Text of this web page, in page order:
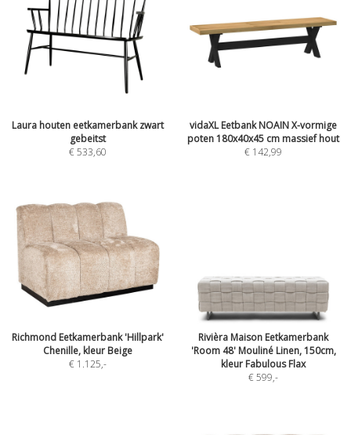
Laura houten eetkamerbank zwart
gebeitst
€ 533,60
vidaXL Eetbank NOAIN X-vormige
poten 180x40x45 cm massief hout
€ 142,99
Richmond Eetkamerbank 'Hillpark'
Chenille, kleur Beige
€ 1.125,-
Rivièra Maison Eetkamerbank
'Room 48' Mouliné Linen, 150cm,
kleur Fabulous Flax
€ 599,-